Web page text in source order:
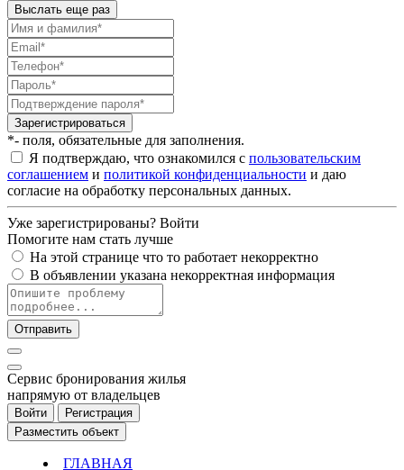
Выслать еще раз
Зарегистрироваться
*- поля, обязательные для заполнения.
Я подтверждаю, что ознакомился с пользовательским
соглашением и политикой конфиденциальности и даю
согласие на обработку персональных данных.
Уже зарегистрированы? Войти
Помогите нам стать лучше
На этой странице что то работает некорректно
В объявлении указана некорректная информация
Отправить
Cервис бронирования жилья
напрямую от владельцев
Войти
Регистрация
Разместить объект
ГЛАВНАЯ